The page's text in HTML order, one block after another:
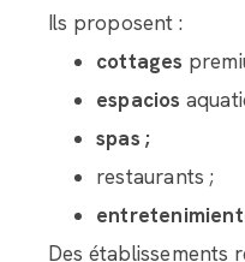
Ils proposent :
cottages
espacios
spas ;
restaurants ;
Des établissements